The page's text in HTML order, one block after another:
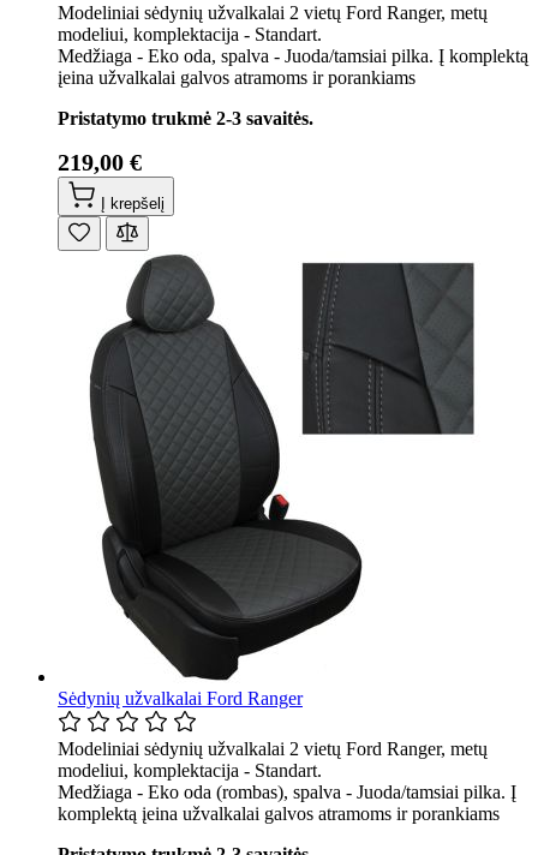
Modeliniai sėdynių užvalkalai 2 vietų Ford Ranger, metų
modeliui, komplektacija - Standart.
Medžiaga - Eko oda, spalva - Juoda/tamsiai pilka. Į komplektą
įeina užvalkalai galvos atramoms ir porankiams
Pristatymo trukmė 2-3 savaitės.
219,00 €
Į krepšelį
Sėdynių užvalkalai Ford Ranger
Modeliniai sėdynių užvalkalai 2 vietų Ford Ranger, metų
modeliui, komplektacija - Standart.
Medžiaga - Eko oda (rombas), spalva - Juoda/tamsiai pilka. Į
komplektą įeina užvalkalai galvos atramoms ir porankiams